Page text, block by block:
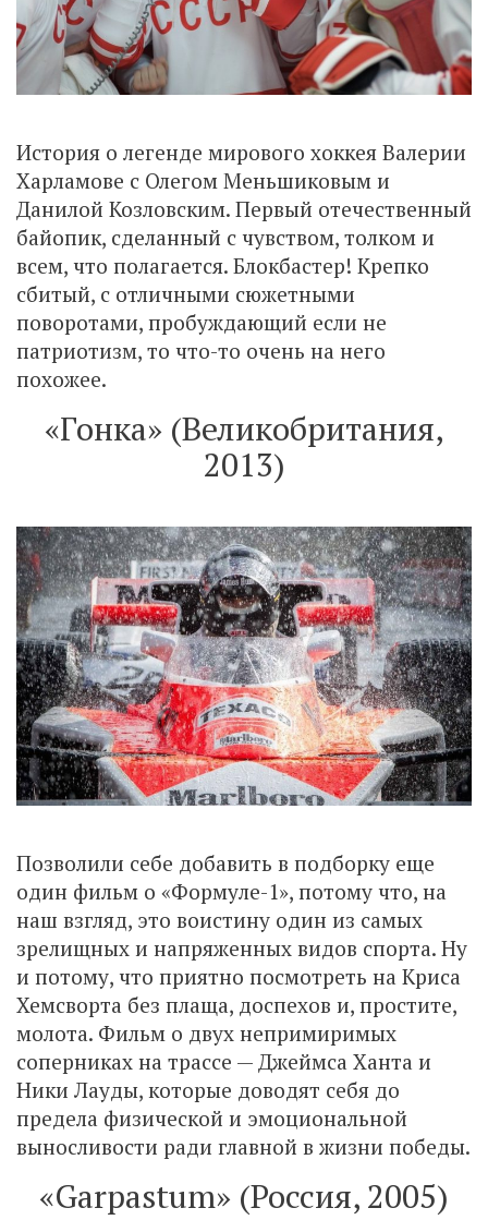
История о легенде мирового хоккея Валерии
Харламове с Олегом Меньшиковым и
Данилой Козловским. Первый отечественный
байопик, сделанный с чувством, толком и
всем, что полагается. Блокбастер! Крепко
сбитый, с отличными сюжетными
поворотами, пробуждающий если не
патриотизм, то что-то очень на него
похожее.
«Гонка» (Великобритания,
2013)
Позволили себе добавить в подборку еще
один фильм о «Формуле-1», потому что, на
наш взгляд, это воистину один из самых
зрелищных и напряженных видов спорта. Ну
и потому, что приятно посмотреть на Криса
Хемсворта без плаща, доспехов и, простите,
молота. Фильм о двух непримиримых
соперниках на трассе — Джеймса Ханта и
Ники Лауды, которые доводят себя до
предела физической и эмоциональной
выносливости ради главной в жизни победы.
«Garpastum» (Россия, 2005)